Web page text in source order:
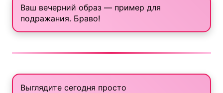
Ваш вечерний образ — пример для
подражания. Браво!
Выглядите сегодня просто